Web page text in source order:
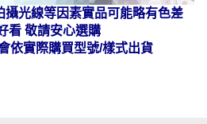
攝光線等因素實品可能略有色差
看 敬請安心選購
依實際購買型號/樣式出貨